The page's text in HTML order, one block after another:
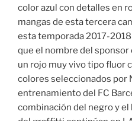
color azul con detalles en
mangas de esta tercera
esta temporada 2017-
que el nombre del sponsor
un rojo muy vivo tipo fluor
colores seleccionados por
entrenamiento del FC
combinación del negro y